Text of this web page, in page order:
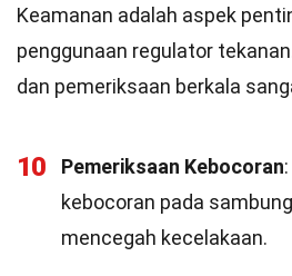
Keamanan adalah aspek
penggunaan regulator
dan pemeriksaan berkala
10 Pemeriksaan Kebocoran
kebocoran pada
mencegah kecelakaan.